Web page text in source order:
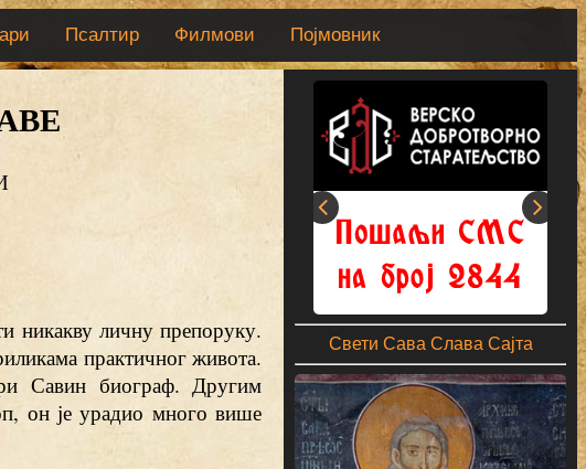
Псалтир Филмови Појмовник
никакву личну препоруку.
практичног живота.
Савин биограф. Другим
он је урадио много више
Свети Сава Слава Сајта